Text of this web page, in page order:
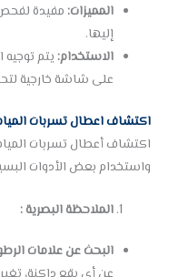
المميزات:مفيدة لفحص
إليها.
الاستخدام:يتم توجيه
على شاشة خارجية
اكتشاف اعطال تسربات
اكتشاف أعطال تسربات
واستخدام بعض الأدوات
الملاحظة البصرية :
البحث عن علامات